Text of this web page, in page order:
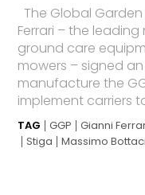
The Global
Ferrari – the
ground care
mowers – signed
manufacture the
implement carriers
TAG GGP Gianni
Stiga
Massimo